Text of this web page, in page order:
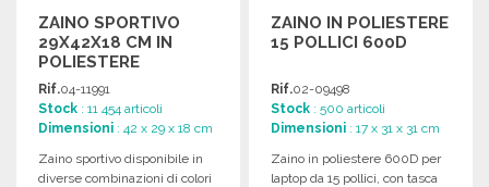
ZAINO SPORTIVO
29X42X18 CM IN
POLIESTERE
Rif.04-11991
Stock : 11 454 articoli
Dimensioni : 42 x 29 x 18 cm
Zaino sportivo disponibile in
diverse combinazioni di colori
ZAINO IN POLIESTERE
15 POLLICI 600D
Rif.02-09498
Stock : 500 articoli
Dimensioni : 17 x 31 x 31 cm
Zaino in poliestere 600D per
laptop da 15 pollici, con tasca